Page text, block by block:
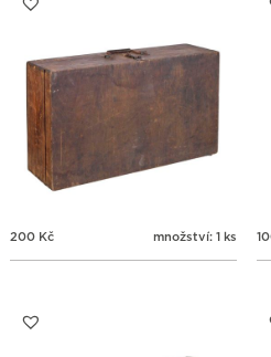
200 Kč množství: 1 ks